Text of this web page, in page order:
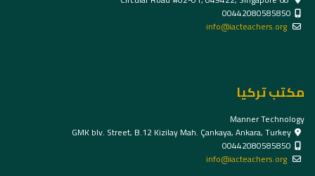
00442080585850
info@iacteachers.org
مكتب تركيا
Manner Technology
GMK blv. Street, B.12 Kizilay Mah. Çankaya, Ankara, Turkey
00442080585850
info@iacteachers.org